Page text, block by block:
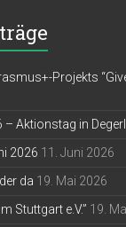
Projekts
– Aktionstag in
2026 11. Juni 2026
da 19. Mai 2026
Stuttgart e.V.” 19.